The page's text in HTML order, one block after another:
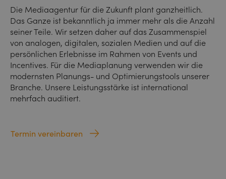
Die Mediaagentur für die Zukunft plant ganzheitlich.
Das Ganze ist bekanntlich ja immer mehr als die Anzahl
seiner Teile. Wir setzen daher auf das Zusammenspiel
von analogen, digitalen, sozialen Medien und auf die
persönlichen Erlebnisse im Rahmen von Events und
Incentives. Für die Mediaplanung verwenden wir die
modernsten Planungs- und Optimierungstools unserer
Branche. Unsere Leistungsstärke ist international
mehrfach auditiert.
Termin vereinbaren